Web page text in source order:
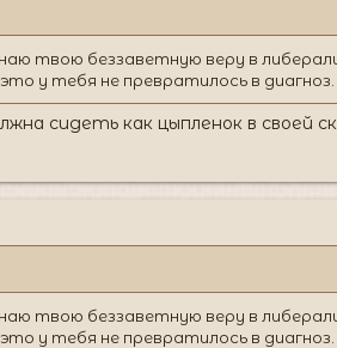
твою беззаветную веру в
у тебя не превратилось в диагноз.
сидеть как цыпленок в своей
твою беззаветную веру в
у тебя не превратилось в диагноз.